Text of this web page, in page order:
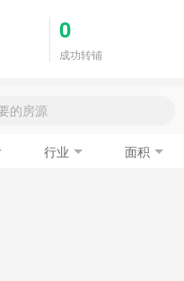
0
成功转铺
行业 面积